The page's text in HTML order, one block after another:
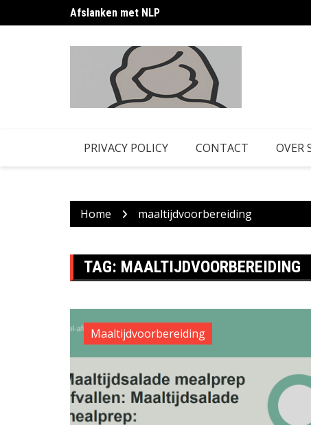
to
Afslanken met NLP
Afvallen zonder honger: zo pak je het slim aan
PRIVACY POLICY CONTACT OVER
Home maaltijdvoorbereiding
TAG: MAALTIJDVOORBEREIDING
Maaltijdvoorbereiding